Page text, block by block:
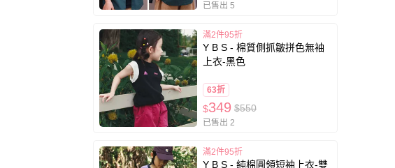
已售出 5
滿2件95折
Y B S - 棉質側抓皺拼色無袖
上衣-黑色
63折
$349 $550
已售出 2
滿2件95折
Y B S - 純棉圓領短袖上衣-雙